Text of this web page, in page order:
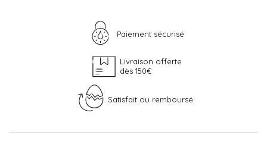
Paiement sécurisé
Livraison offerte
dès 150€
Satisfait ou remboursé